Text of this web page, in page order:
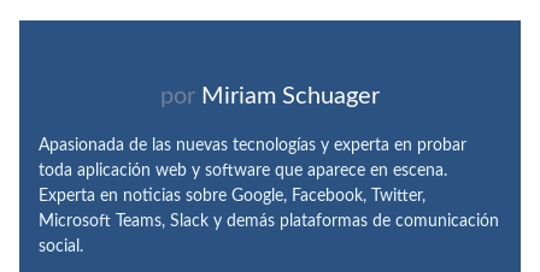
por Miriam Schuager
Apasionada de las nuevas tecnologías y experta en probar
toda aplicación web y software que aparece en escena.
Experta en noticias sobre Google, Facebook, Twitter,
Microsoft Teams, Slack y demás plataformas de comunicación
social.